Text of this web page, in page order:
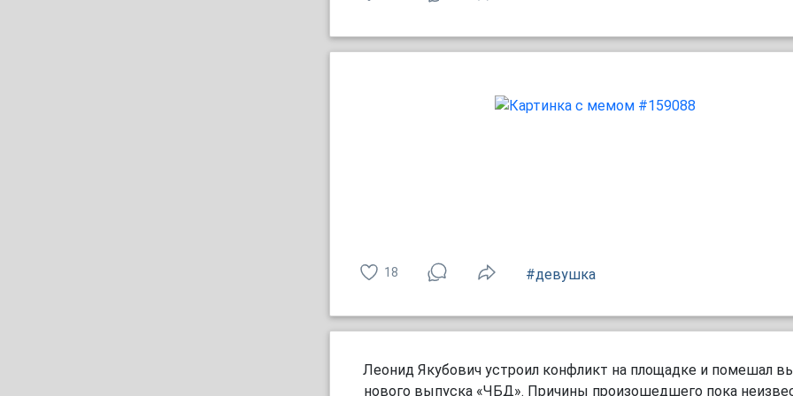
18 #девушка
Леонид Якубович устроил конфликт на площадке и помешал
нового выпуска «ЧБД». Причины произошедшего пока